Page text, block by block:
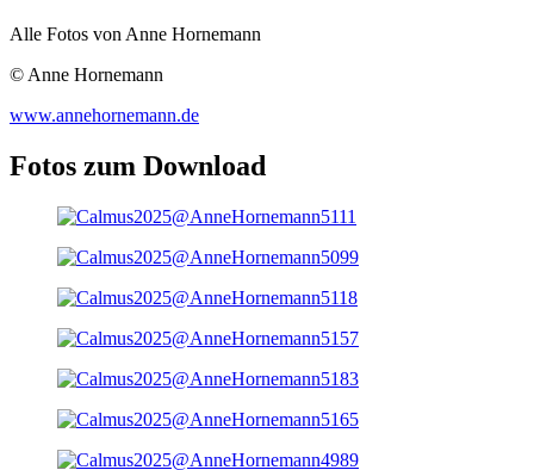
Alle Fotos von Anne Hornemann
© Anne Hornemann
www.annehornemann.de
Fotos zum Download